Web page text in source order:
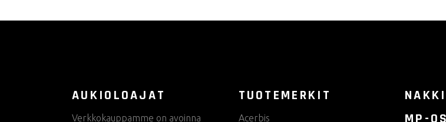
AUKIOLOAJAT
Verkkokauppamme on avoinna
TUOTEMERKIT
Acerbis